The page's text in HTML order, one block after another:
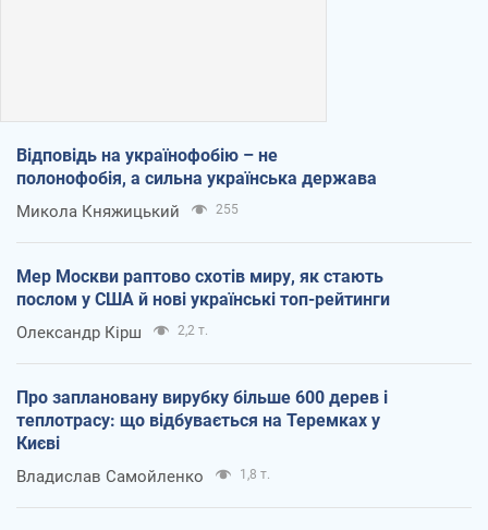
Відповідь на українофобію – не
полонофобія, а сильна українська держава
Микола Княжицький 255
Мер Москви раптово схотів миру, як стають
послом у США й нові українські топ-рейтинги
Олександр Кірш 2,2 т.
Про заплановану вирубку більше 600 дерев і
теплотрасу: що відбувається на Теремках у
Києві
Владислав Самойленко 1,8 т.